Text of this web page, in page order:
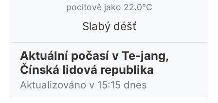
pocitově jako 22.0°C
Slabý déšť
Aktuální počasí v Te-jang,
Čínská lidová republika
Aktualizováno v 15:15 dnes